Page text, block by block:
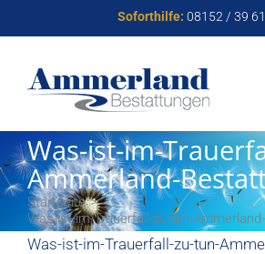
Inhalt
Soforthilfe: 08152 / 39
Was-ist-im-
Ammerland-
Startseite
Was-ist-im-Trauerfall-zu-tun-
Was-ist-im-Trauerfall-zu-tun-